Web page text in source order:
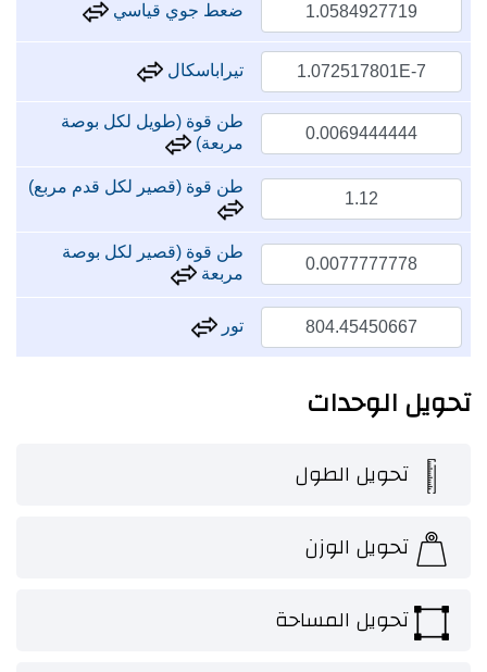
ضعط جوي قياسي
تيراباسكال
طن قوة (طويل لكل بوصة
مربعة)
طن قوة (قصير لكل قدم مربع)
طن قوة (قصير لكل بوصة
مربعة
تور
تحويل الوحدات
تحويل الطول
تحويل الوزن
تحويل المساحة